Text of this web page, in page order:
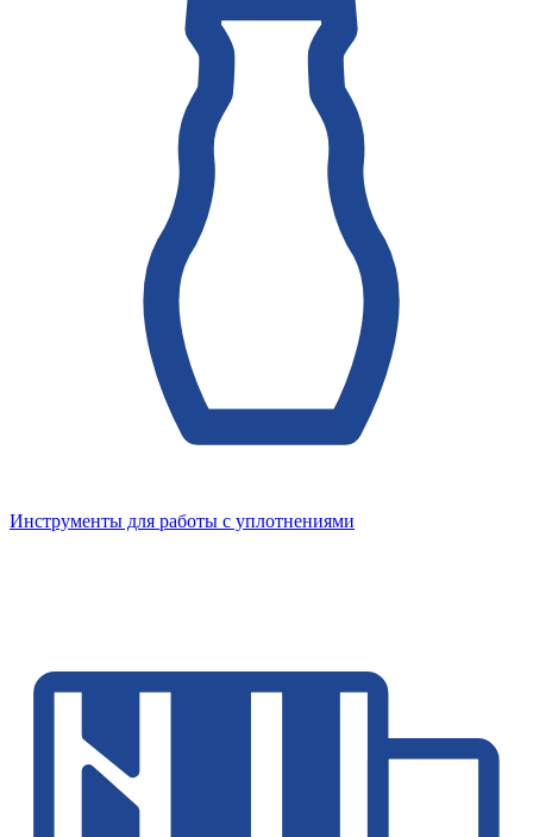
Инструменты для работы с уплотнениями